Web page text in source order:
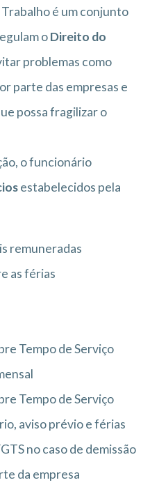
é um conjunto
oDireito do
problemas como
parte das empresas e
possa fragilizar o
o funcionário
estabelecidos pela
remuneradas
as férias
Tempo de Serviço
Tempo de Serviço
aviso prévio e férias
no caso de demissão
da empresa